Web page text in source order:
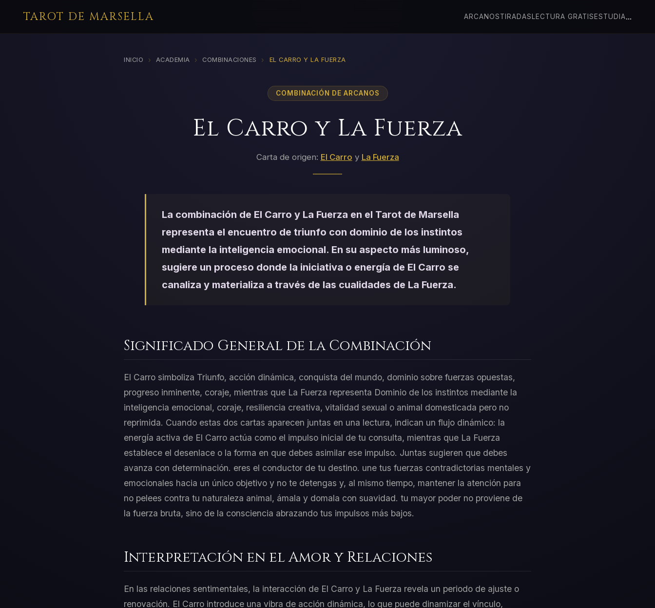
TAROT DE MARSELLA ARCANOSTIRADAS LECTURA GRATIS ESTUDIA...
INICIO › ACADEMIA › COMBINACIONES › EL CARRO Y LA FUERZA
COMBINACIÓN DE ARCANOS
El Carro y La Fuerza
Carta de origen: El Carro y La Fuerza
La combinación de El Carro y La Fuerza en el Tarot de Marsella
representa el encuentro de triunfo con dominio de los instintos
mediante la inteligencia emocional. En su aspecto más luminoso,
sugiere un proceso donde la iniciativa o energía de El Carro se
canaliza y materializa a través de las cualidades de La Fuerza.
Significado General de la Combinación
El Carro simboliza Triunfo, acción dinámica, conquista del mundo, dominio sobre fuerzas opuestas,
progreso inminente, coraje, mientras que La Fuerza representa Dominio de los instintos mediante la
inteligencia emocional, coraje, resiliencia creativa, vitalidad sexual o animal domesticada pero no
reprimida. Cuando estas dos cartas aparecen juntas en una lectura, indican un flujo dinámico: la
energía activa de El Carro actúa como el impulso inicial de tu consulta, mientras que La Fuerza
establece el desenlace o la forma en que debes asimilar ese impulso. Juntas sugieren que debes
avanza con determinación. eres el conductor de tu destino. une tus fuerzas contradictorias mentales y
emocionales hacia un único objetivo y no te detengas y, al mismo tiempo, mantener la atención para
no pelees contra tu naturaleza animal, ámala y domala con suavidad. tu mayor poder no proviene de
la fuerza bruta, sino de la consciencia abrazando tus impulsos más bajos.
Interpretación en el Amor y Relaciones
En las relaciones sentimentales, la interacción de El Carro y La Fuerza revela un periodo de ajuste o
renovación. El Carro introduce una vibra de acción dinámica, lo que puede dinamizar el vínculo,